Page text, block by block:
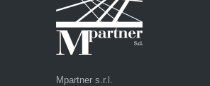
Mpartner s.r.l.